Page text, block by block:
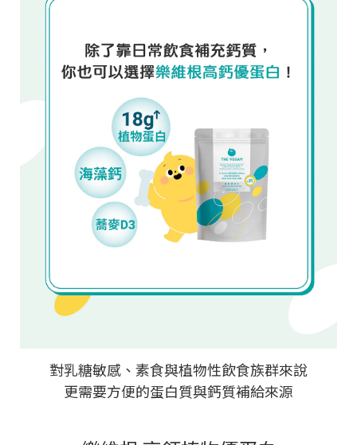
對乳糖敏感、素食與植物性飲食族群來說
更需要方便的蛋白質與鈣質補給來源